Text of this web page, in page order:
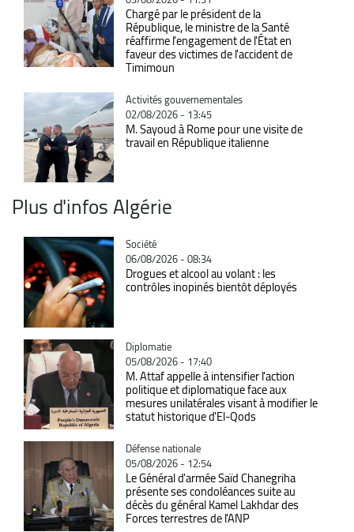
Chargé par le président de la
République, le ministre de la Santé
réaffirme l'engagement de l'État en
faveur des victimes de l'accident de
Timimoun
Catégorie
Activités gouvernementales
02/08/2026 - 13:45
M. Sayoud à Rome pour une visite de
travail en République italienne
Plus d'infos Algérie
Catégorie
Société
06/08/2026 - 08:34
Drogues et alcool au volant : les
contrôles inopinés bientôt déployés
Catégorie
Diplomatie
05/08/2026 - 17:40
M. Attaf appelle à intensifier l'action
politique et diplomatique face aux
mesures unilatérales visant à modifier le
statut historique d'El-Qods
Catégorie
Défense nationale
05/08/2026 - 12:54
Le Général d'armée Saïd Chanegriha
présente ses condoléances suite au
décès du général Kamel Lakhdar des
Forces terrestres de l'ANP